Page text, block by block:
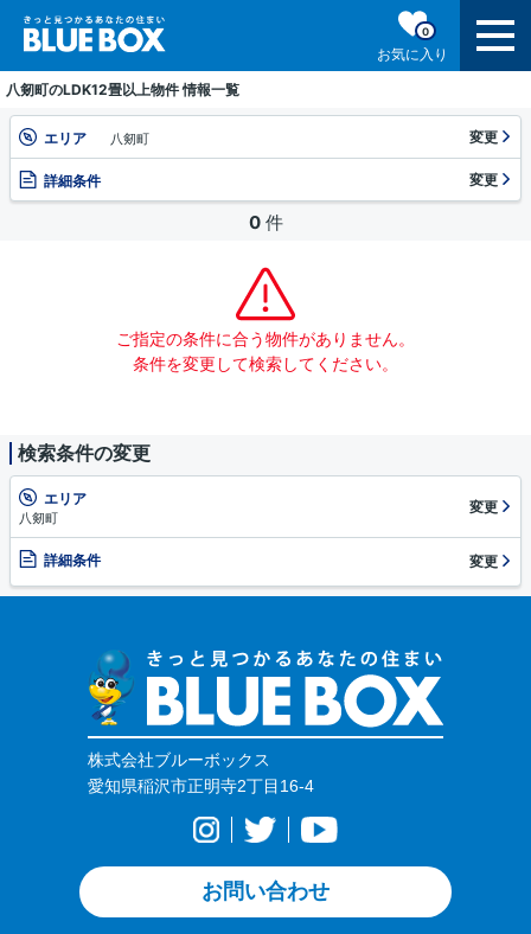
お気に入り
0
八剱町のLDK12畳以上物件 情報一覧
エリア 八剱町 変更
詳細条件 変更
0 件
ご指定の条件に合う物件がありません。
条件を変更して検索してください。
検索条件の変更
エリア
八剱町
変更
詳細条件 変更
株式会社ブルーボックス
愛知県稲沢市正明寺2丁目16-4
お問い合わせ